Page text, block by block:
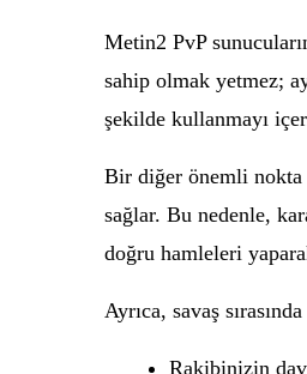
Metin2 PvP
sahip olmak yetmez;
şekilde kullanmayı
Bir diğer önemli nokta
sağlar. Bu nedenle,
doğru hamleleri
Ayrıca, savaş sırasında
Rakibinizin